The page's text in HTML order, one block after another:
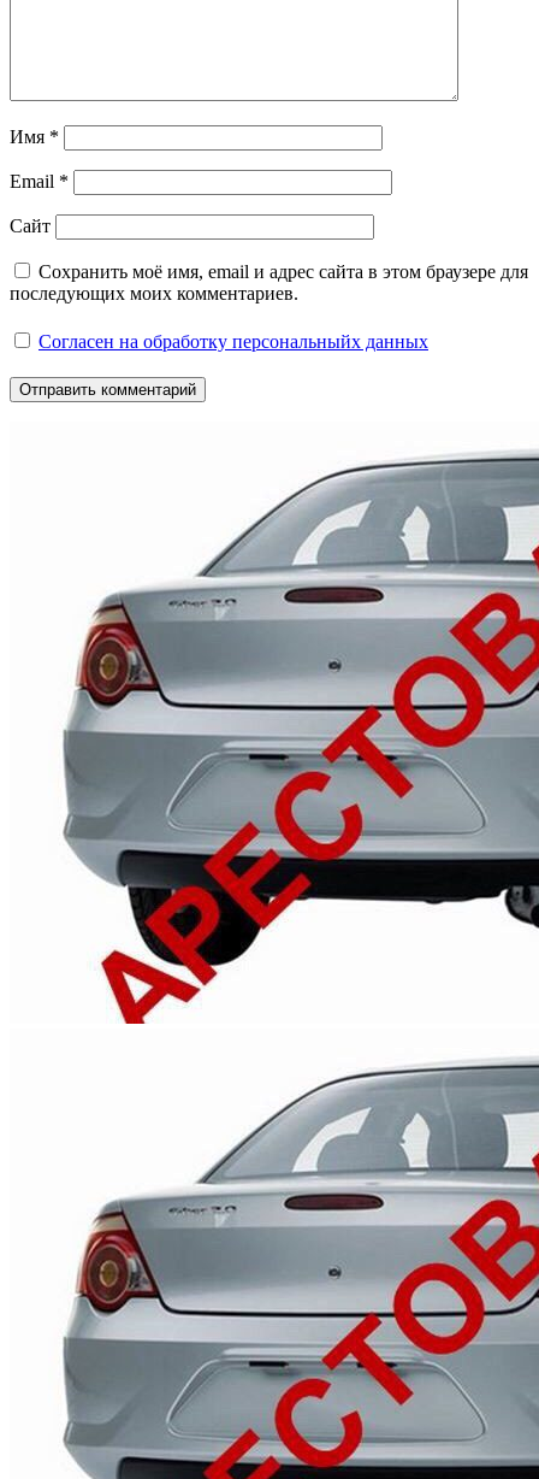
Имя *
Email *
Сайт
Сохранить моё имя, email и адрес сайта в этом браузере для
последующих моих комментариев.
Согласен на обработку персональныйх данных